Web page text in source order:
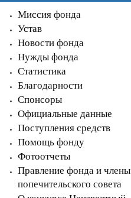
Миссия фонда
Устав
Новости фонда
Нужды фонда
Статистика
Благодарности
Спонсоры
Официальные данные
Поступления средств
Помощь фонду
Фотоотчеты
Правление фонда и члены
попечительского совета